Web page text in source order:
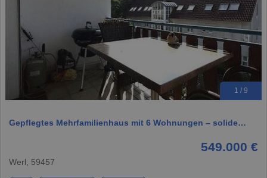
1 / 9
Gepflegtes Mehrfamilienhaus mit 6 Wohnungen – solide…
549.000 €
Werl, 59457